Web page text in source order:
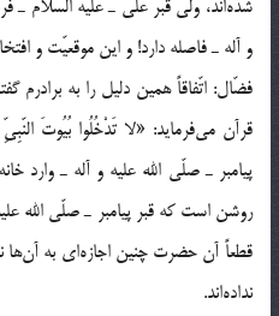
شده‌اند، ولي قبر علي ـ عليه السّلام ـ
و آله ـ فاصله دارد! و اين موقعيّت و
فضّال: اتّفاقاً همين دليل را به برادرم
قرآن مي‌فرمايد: «لا تَدْخُلُوا بُيُوتَ
روشن است كه قبر پيامبر ـ صلّي الله
قطعاً آن حضرت چنين اجازه‌اي به آن‌ها
نداده‌اند.